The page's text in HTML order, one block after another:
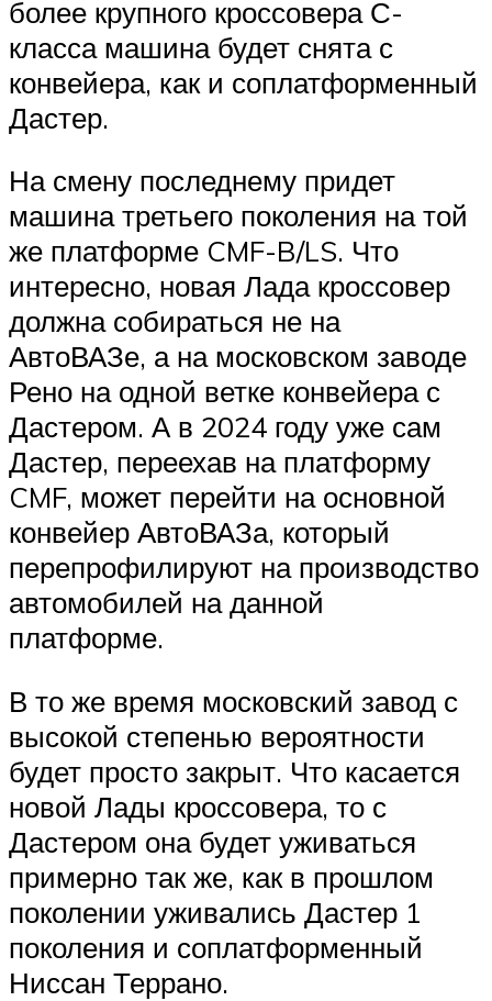
более крупного кроссовера С-
класса машина будет снята с
конвейера, как и соплатформенный
Дастер.
На смену последнему придет
машина третьего поколения на той
же платформе CMF-B/LS. Что
интересно, новая Лада кроссовер
должна собираться не на
АвтоВАЗе, а на московском заводе
Рено на одной ветке конвейера с
Дастером. А в 2024 году уже сам
Дастер, переехав на платформу
CMF, может перейти на основной
конвейер АвтоВАЗа, который
перепрофилируют на производство
автомобилей на данной
платформе.
В то же время московский завод с
высокой степенью вероятности
будет просто закрыт. Что касается
новой Лады кроссовера, то с
Дастером она будет уживаться
примерно так же, как в прошлом
поколении уживались Дастер 1
поколения и соплатформенный
Ниссан Террано.